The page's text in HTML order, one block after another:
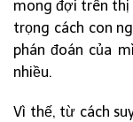
mong đợi trên thị
trọng cách con
phán đoán của
nhiều.
Vì thế, từ cách